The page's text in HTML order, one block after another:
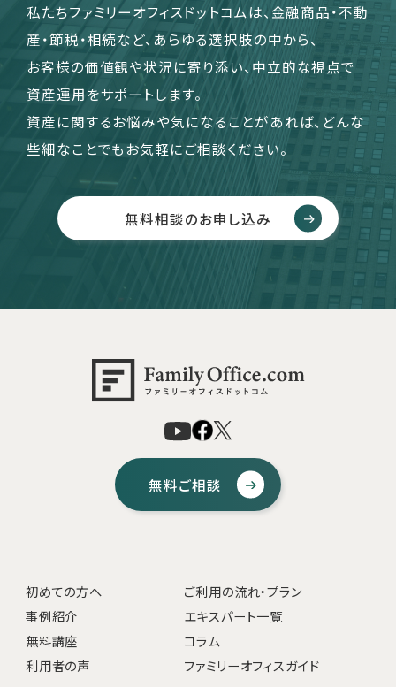
関連書籍
メールマガジン登録
よくある質問
私たちファミリーオフィスドットコムは、金融商品・不動
産・節税・相続など、あらゆる選択肢の中から、
お客様の価値観や状況に寄り添い、中立的な視点で
資産運用をサポートします。
資産に関するお悩みや気になることがあれば、どんな
些細なことでもお気軽にご相談ください。
無料相談のお申し込み
無料ご相談
初めての方へ
ご利用の流れ・プラン
事例紹介
エキスパート一覧
無料講座
コラム
利用者の声
ファミリーオフィスガイド